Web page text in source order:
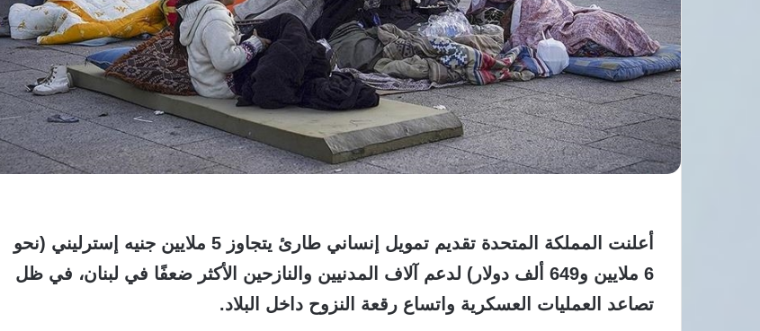
أعلنت المملكة المتحدة تقديم تمويل إنساني طارئ يتجاوز 5 ملايين جنيه إسترليني (نحو
6 ملايين و649 ألف دولار) لدعم آلاف المدنيين والنازحين الأكثر ضعفًا في لبنان، في ظل
تصاعد العمليات العسكرية واتساع رقعة النزوح داخل البلاد.